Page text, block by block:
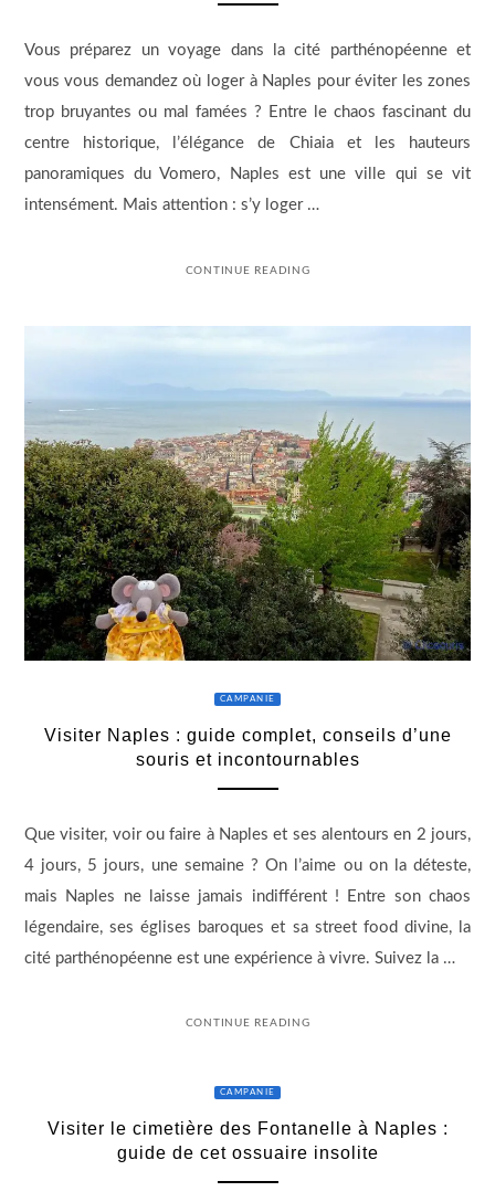
Vous préparez un voyage dans la cité parthénopéenne et
vous vous demandez où loger à Naples pour éviter les zones
trop bruyantes ou mal famées ? Entre le chaos fascinant du
centre historique, l’élégance de Chiaia et les hauteurs
panoramiques du Vomero, Naples est une ville qui se vit
intensément. Mais attention : s’y loger …
CONTINUE READING
CAMPANIE
Visiter Naples : guide complet, conseils d’une
souris et incontournables
Que visiter, voir ou faire à Naples et ses alentours en 2 jours,
4 jours, 5 jours, une semaine ? On l’aime ou on la déteste,
mais Naples ne laisse jamais indifférent ! Entre son chaos
légendaire, ses églises baroques et sa street food divine, la
cité parthénopéenne est une expérience à vivre. Suivez la …
CONTINUE READING
CAMPANIE
Visiter le cimetière des Fontanelle à Naples :
guide de cet ossuaire insolite